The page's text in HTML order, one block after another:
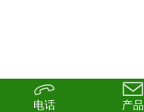
电话 产品